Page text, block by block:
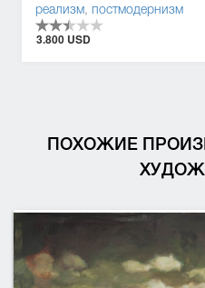
реализм, постмодернизм
3.800 USD
ПОХОЖИЕ